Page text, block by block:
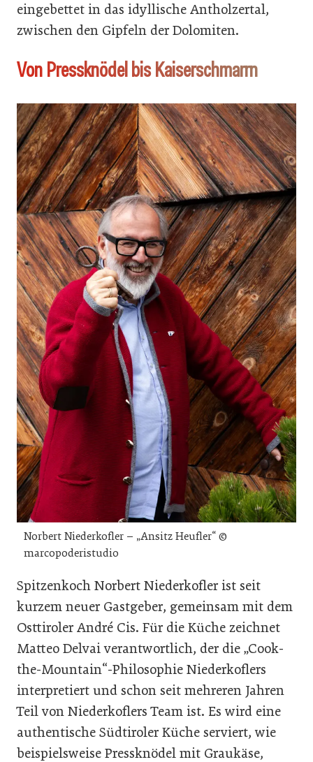
eingebettet in das idyllische Antholzertal,
zwischen den Gipfeln der Dolomiten.
Von Pressknödel bis Kaiserschmarrn
Norbert Niederkofler – „Ansitz Heufler“ ©
marcopoderistudio
Spitzenkoch Norbert Niederkofler ist seit
kurzem neuer Gastgeber, gemeinsam mit dem
Osttiroler André Cis. Für die Küche zeichnet
Matteo Delvai verantwortlich, der die „Cook-
the-Mountain“-Philosophie Niederkoflers
interpretiert und schon seit mehreren Jahren
Teil von Niederkoflers Team ist. Es wird eine
authentische Südtiroler Küche serviert, wie
beispielsweise Pressknödel mit Graukäse,